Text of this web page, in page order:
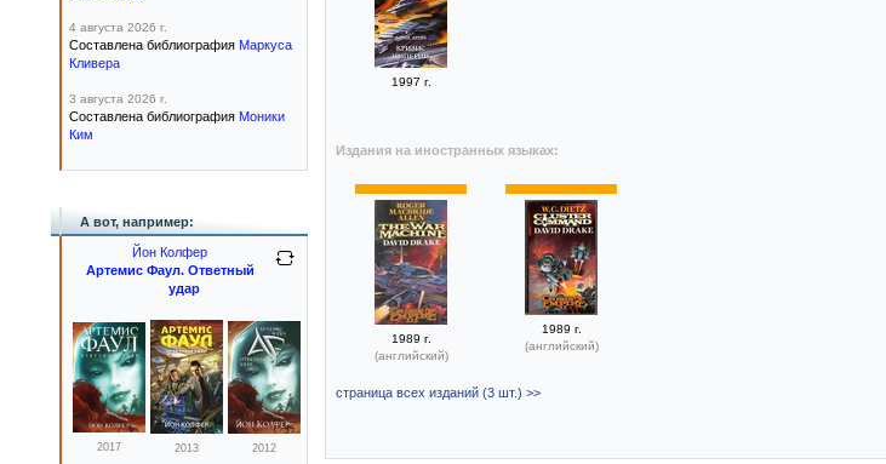
1997 г.
Издания на иностранных языках:
1989 г.
(английский)
1989 г.
(английский)
страница всех изданий (3 шт.) >>
4 августа 2026 г.
Составлена библиография Маркуса
Кливера
3 августа 2026 г.
Составлена библиография Моники
Ким
А вот, например:
Йон Колфер
Артемис Фаул. Ответный
удар
2017 2013 2012